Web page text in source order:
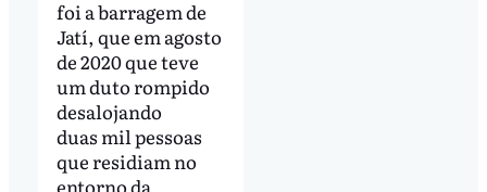
foi a barragem de
Jatí, que em agosto
de 2020 que teve
um duto rompido
desalojando
duas mil pessoas
que residiam no
entorno da